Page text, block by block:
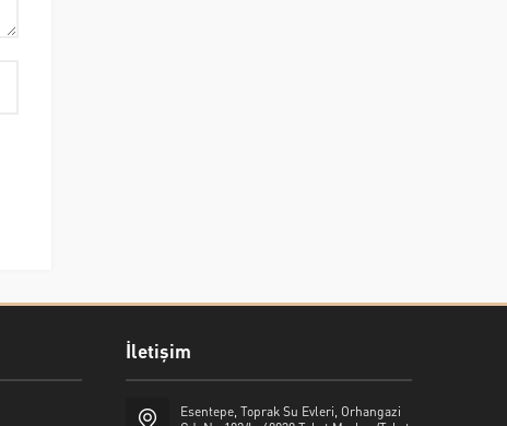
İletişim
Esentepe, Toprak Su Evleri, Orhangazi